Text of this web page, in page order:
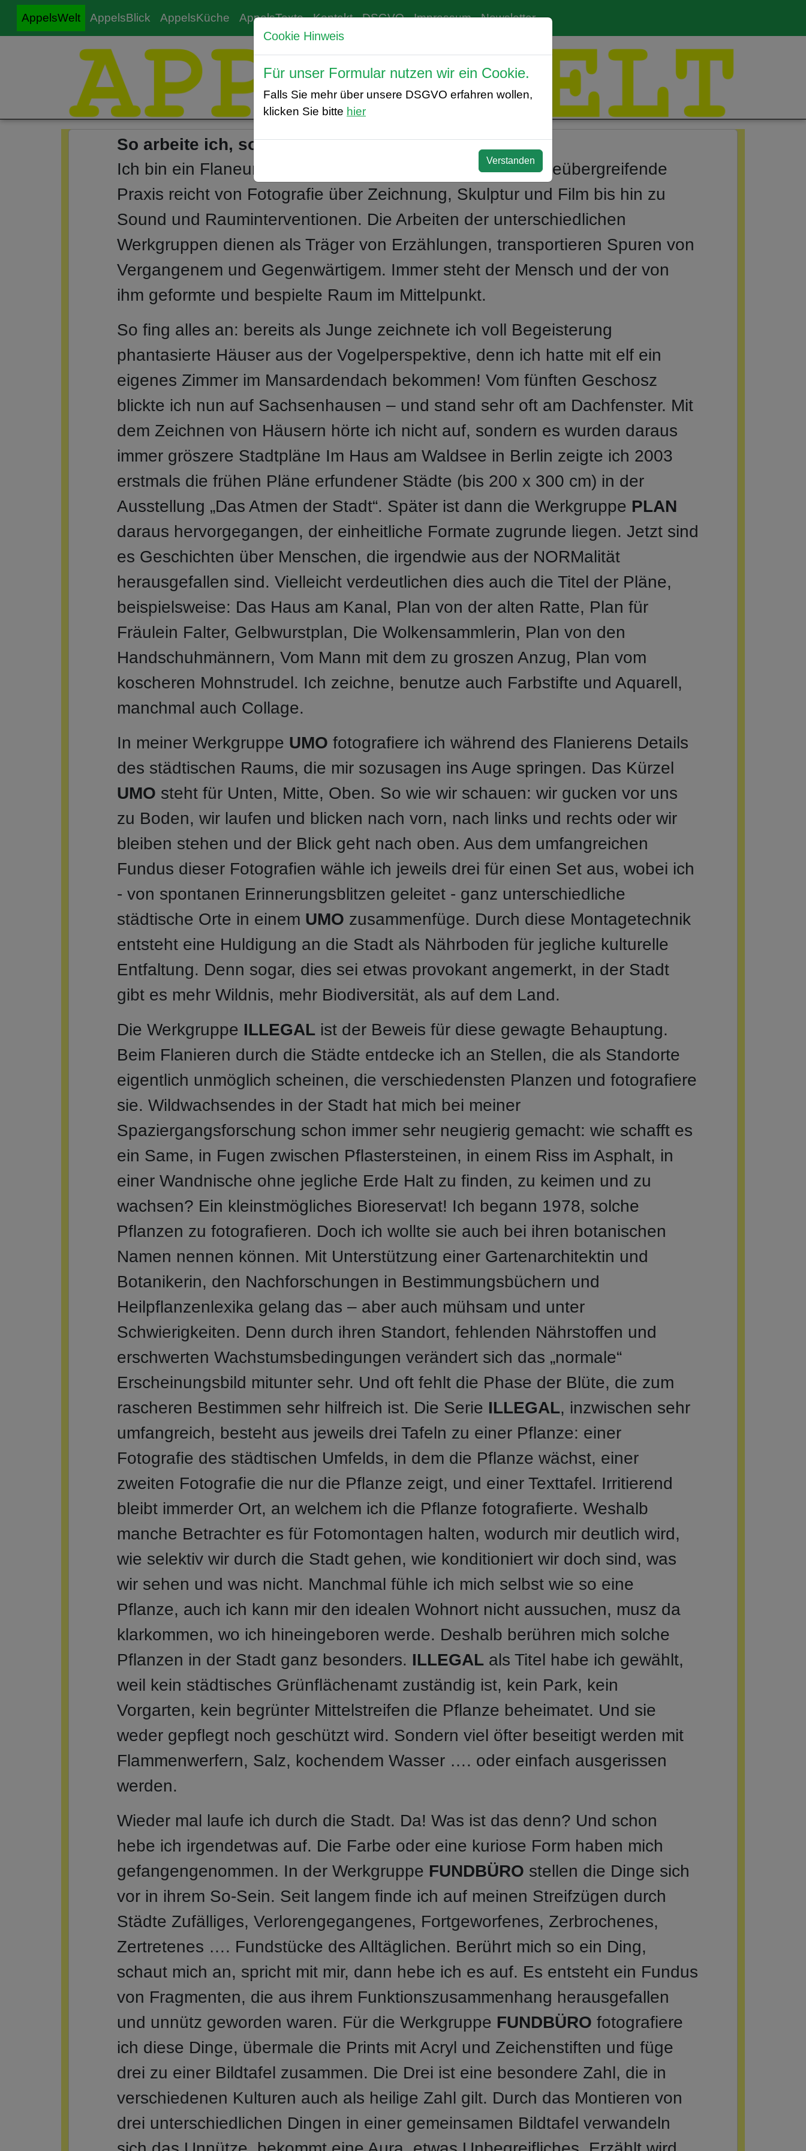
AppelsWelt AppelsBlick AppelsKüche AppelsTexte Kontakt DSGVO Impressum Newsletter
So arbeite ich, so lebe ich, so bin ich.
Ich bin ein Flaneur, ein Spaziergangsforscher. Meine genreübergreifende
Praxis reicht von Fotografie über Zeichnung, Skulptur und Film bis hin zu
Sound und Rauminterventionen. Die Arbeiten der unterschiedlichen
Werkgruppen dienen als Träger von Erzählungen, transportieren Spuren von
Vergangenem und Gegenwärtigem. Immer steht der Mensch und der von
ihm geformte und bespielte Raum im Mittelpunkt.
So fing alles an: bereits als Junge zeichnete ich voll Begeisterung
phantasierte Häuser aus der Vogelperspektive, denn ich hatte mit elf ein
eigenes Zimmer im Mansardendach bekommen! Vom fünften Geschosz
blickte ich nun auf Sachsenhausen – und stand sehr oft am Dachfenster. Mit
dem Zeichnen von Häusern hörte ich nicht auf, sondern es wurden daraus
immer gröszere Stadtpläne Im Haus am Waldsee in Berlin zeigte ich 2003
erstmals die frühen Pläne erfundener Städte (bis 200 x 300 cm) in der
Ausstellung „Das Atmen der Stadt“. Später ist dann die Werkgruppe PLAN
daraus hervorgegangen, der einheitliche Formate zugrunde liegen. Jetzt sind
es Geschichten über Menschen, die irgendwie aus der NORMalität
herausgefallen sind. Vielleicht verdeutlichen dies auch die Titel der Pläne,
beispielsweise: Das Haus am Kanal, Plan von der alten Ratte, Plan für
Fräulein Falter, Gelbwurstplan, Die Wolkensammlerin, Plan von den
Handschuhmännern, Vom Mann mit dem zu groszen Anzug, Plan vom
koscheren Mohnstrudel. Ich zeichne, benutze auch Farbstifte und Aquarell,
manchmal auch Collage.
In meiner Werkgruppe UMO fotografiere ich während des Flanierens Details
des städtischen Raums, die mir sozusagen ins Auge springen. Das Kürzel
UMO steht für Unten, Mitte, Oben. So wie wir schauen: wir gucken vor uns
zu Boden, wir laufen und blicken nach vorn, nach links und rechts oder wir
bleiben stehen und der Blick geht nach oben. Aus dem umfangreichen
Fundus dieser Fotografien wähle ich jeweils drei für einen Set aus, wobei ich
- von spontanen Erinnerungsblitzen geleitet - ganz unterschiedliche
städtische Orte in einem UMO zusammenfüge. Durch diese Montagetechnik
entsteht eine Huldigung an die Stadt als Nährboden für jegliche kulturelle
Entfaltung. Denn sogar, dies sei etwas provokant angemerkt, in der Stadt
gibt es mehr Wildnis, mehr Biodiversität, als auf dem Land.
Die Werkgruppe ILLEGAL ist der Beweis für diese gewagte Behauptung.
Beim Flanieren durch die Städte entdecke ich an Stellen, die als Standorte
eigentlich unmöglich scheinen, die verschiedensten Planzen und fotografiere
sie. Wildwachsendes in der Stadt hat mich bei meiner
Spaziergangsforschung schon immer sehr neugierig gemacht: wie schafft es
ein Same, in Fugen zwischen Pflastersteinen, in einem Riss im Asphalt, in
einer Wandnische ohne jegliche Erde Halt zu finden, zu keimen und zu
wachsen? Ein kleinstmögliches Bioreservat! Ich begann 1978, solche
Pflanzen zu fotografieren. Doch ich wollte sie auch bei ihren botanischen
Namen nennen können. Mit Unterstützung einer Gartenarchitektin und
Botanikerin, den Nachforschungen in Bestimmungsbüchern und
Heilpflanzenlexika gelang das – aber auch mühsam und unter
Schwierigkeiten. Denn durch ihren Standort, fehlenden Nährstoffen und
erschwerten Wachstumsbedingungen verändert sich das „normale“
Erscheinungsbild mitunter sehr. Und oft fehlt die Phase der Blüte, die zum
rascheren Bestimmen sehr hilfreich ist. Die Serie ILLEGAL, inzwischen sehr
umfangreich, besteht aus jeweils drei Tafeln zu einer Pflanze: einer
Fotografie des städtischen Umfelds, in dem die Pflanze wächst, einer
zweiten Fotografie die nur die Pflanze zeigt, und einer Texttafel. Irritierend
bleibt immerder Ort, an welchem ich die Pflanze fotografierte. Weshalb
manche Betrachter es für Fotomontagen halten, wodurch mir deutlich wird,
wie selektiv wir durch die Stadt gehen, wie konditioniert wir doch sind, was
wir sehen und was nicht. Manchmal fühle ich mich selbst wie so eine
Pflanze, auch ich kann mir den idealen Wohnort nicht aussuchen, musz da
klarkommen, wo ich hineingeboren werde. Deshalb berühren mich solche
Pflanzen in der Stadt ganz besonders. ILLEGAL als Titel habe ich gewählt,
weil kein städtisches Grünflächenamt zuständig ist, kein Park, kein
Vorgarten, kein begrünter Mittelstreifen die Pflanze beheimatet. Und sie
weder gepflegt noch geschützt wird. Sondern viel öfter beseitigt werden mit
Flammenwerfern, Salz, kochendem Wasser …. oder einfach ausgerissen
werden.
Wieder mal laufe ich durch die Stadt. Da! Was ist das denn? Und schon
hebe ich irgendetwas auf. Die Farbe oder eine kuriose Form haben mich
gefangengenommen. In der Werkgruppe FUNDBÜRO stellen die Dinge sich
vor in ihrem So-Sein. Seit langem finde ich auf meinen Streifzügen durch
Städte Zufälliges, Verlorengegangenes, Fortgeworfenes, Zerbrochenes,
Zertretenes …. Fundstücke des Alltäglichen. Berührt mich so ein Ding,
schaut mich an, spricht mit mir, dann hebe ich es auf. Es entsteht ein Fundus
von Fragmenten, die aus ihrem Funktionszusammenhang herausgefallen
und unnütz geworden waren. Für die Werkgruppe FUNDBÜRO fotografiere
ich diese Dinge, übermale die Prints mit Acryl und Zeichenstiften und füge
drei zu einer Bildtafel zusammen. Die Drei ist eine besondere Zahl, die in
verschiedenen Kulturen auch als heilige Zahl gilt. Durch das Montieren von
drei unterschiedlichen Dingen in einer gemeinsamen Bildtafel verwandeln
Cookie Hinweis
Für unser Formular nutzen wir ein Cookie.
Falls Sie mehr über unsere DSGVO erfahren wollen,
klicken Sie bitte hier
Verstanden